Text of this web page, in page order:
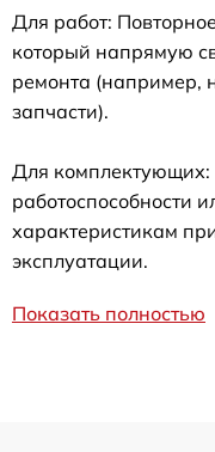
Для работ:
который напрямую
ремонта (например,
запчасти).
Для комплектующих:
работоспособности
характеристикам
эксплуатации.
Показать полностью